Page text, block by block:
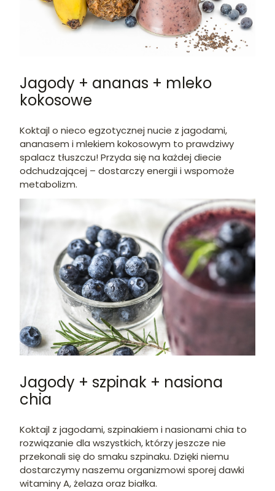
Jagody + ananas + mleko
kokosowe
Koktajl o nieco egzotycznej nucie z jagodami,
ananasem i mlekiem kokosowym to prawdziwy
spalacz tłuszczu! Przyda się na każdej diecie
odchudzającej – dostarczy energii i wspomoże
metabolizm.
Jagody + szpinak + nasiona
chia
Koktajl z jagodami, szpinakiem i nasionami chia to
rozwiązanie dla wszystkich, którzy jeszcze nie
przekonali się do smaku szpinaku. Dzięki niemu
dostarczymy naszemu organizmowi sporej dawki
witaminy A, żelaza oraz białka.